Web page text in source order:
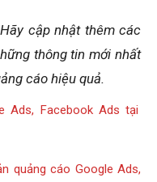
Hãy cập nhật thêm các
thông tin mới nhất
cáo hiệu quả.
Ads, Facebook Ads tại
quảng cáo Google Ads,